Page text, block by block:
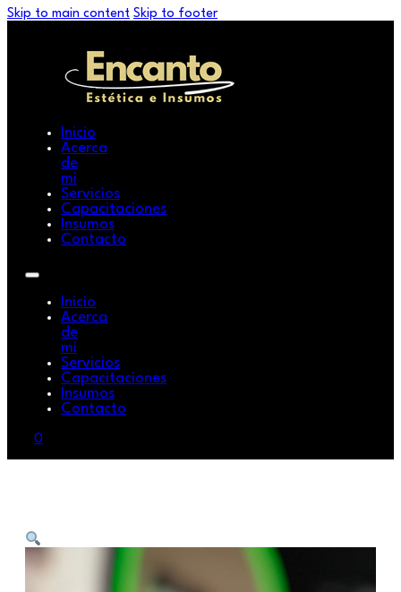
Skip to main content Skip to footer
Inicio
Acerca
de
mi
Servicios
Capacitaciones
Insumos
Contacto
Inicio
Acerca
de
mi
Servicios
Capacitaciones
Insumos
Contacto
0